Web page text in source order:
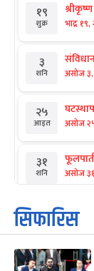
१९
शुक्र
श्रीकृष्ण
भाद्र
३
शनि असोज
२५
आइत असोज
३१
शनि असोज
१
आइत
कार्तिक
कार्तिक
३ महानवमी
सिफारिस